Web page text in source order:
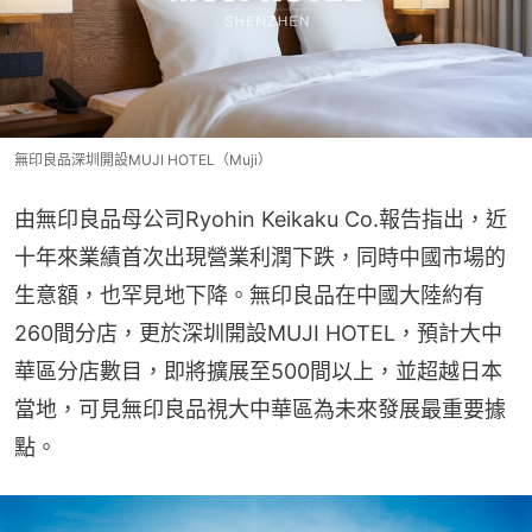
無印良品深圳開設MUJI HOTEL（Muji）
由無印良品母公司Ryohin Keikaku Co.報告指出，近
十年來業績首次出現營業利潤下跌，同時中國市場的
生意額，也罕見地下降。無印良品在中國大陸約有
260間分店，更於深圳開設MUJI HOTEL，預計大中
華區分店數目，即將擴展至500間以上，並超越日本
當地，可見無印良品視大中華區為未來發展最重要據
點。